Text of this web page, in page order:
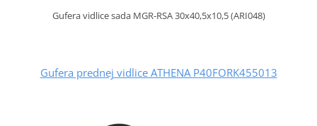
Gufera vidlice sada MGR-RSA 30x40,5x10,5 (ARI048)
Gufera prednej vidlice ATHENA P40FORK455013